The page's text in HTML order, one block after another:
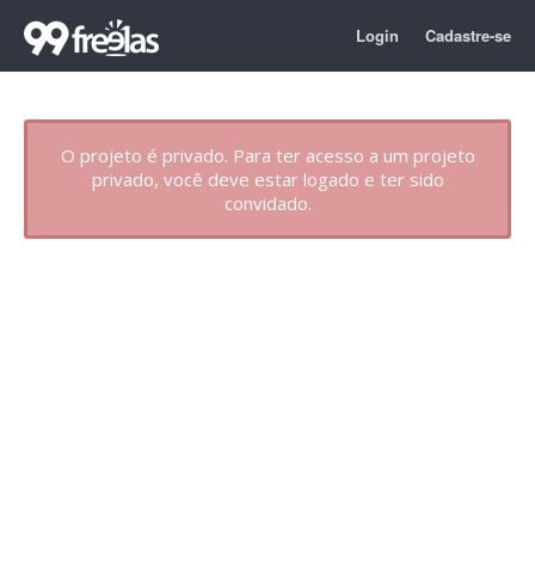
Login Cadastre-se
O projeto é privado. Para ter acesso a um projeto
privado, você deve estar logado e ter sido
convidado.